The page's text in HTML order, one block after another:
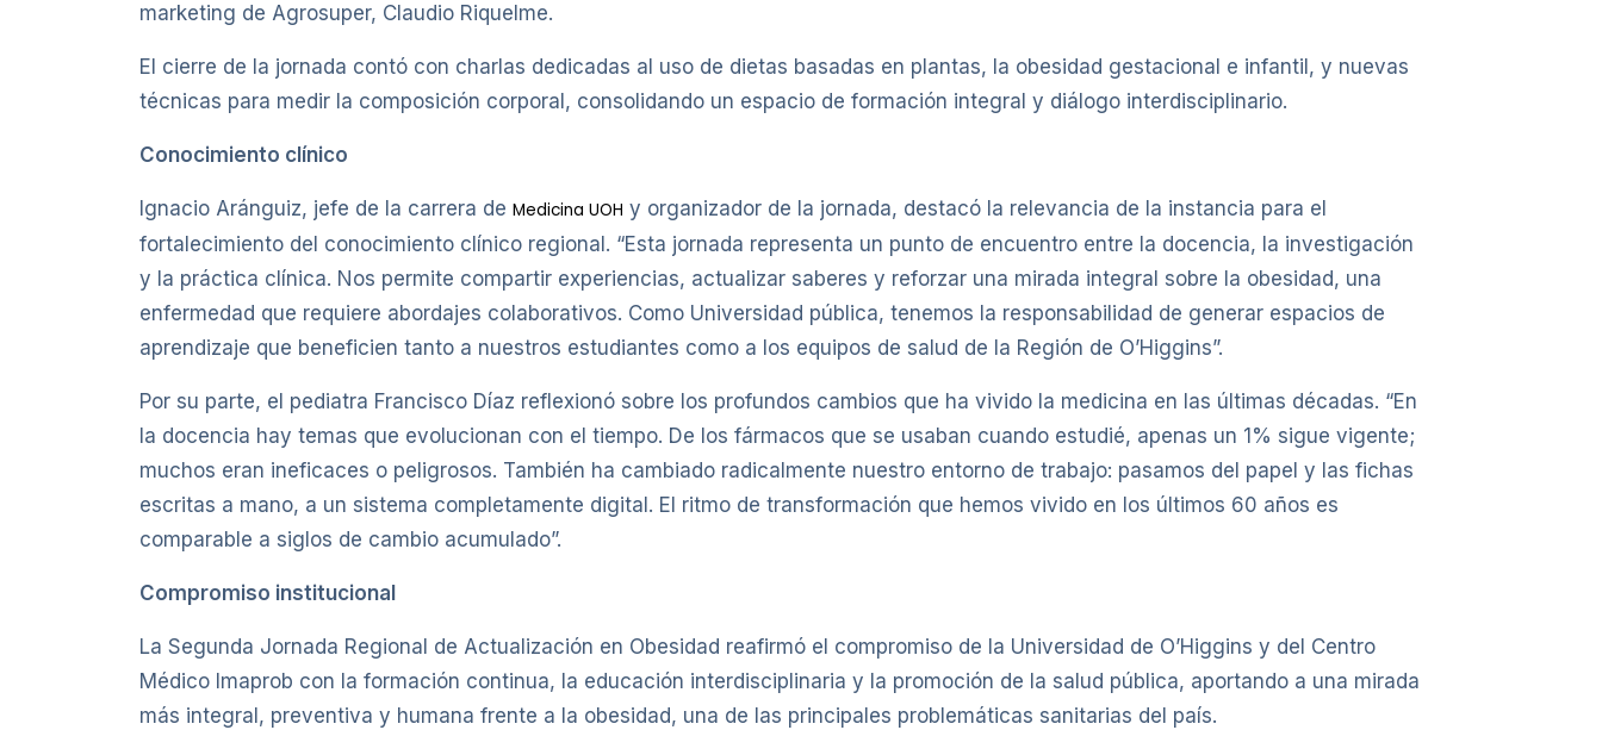
marketing de Agrosuper, Claudio Riquelme.
El cierre de la jornada contó con charlas dedicadas al uso de dietas basadas en plantas, la obesidad gestacional e infantil, y nuevas
técnicas para medir la composición corporal, consolidando un espacio de formación integral y diálogo interdisciplinario.
Conocimiento clínico
Ignacio Aránguiz, jefe de la carrera de Medicina UOH y organizador de la jornada, destacó la relevancia de la instancia para el
fortalecimiento del conocimiento clínico regional. “Esta jornada representa un punto de encuentro entre la docencia, la investigación
y la práctica clínica. Nos permite compartir experiencias, actualizar saberes y reforzar una mirada integral sobre la obesidad, una
enfermedad que requiere abordajes colaborativos. Como Universidad pública, tenemos la responsabilidad de generar espacios de
aprendizaje que beneficien tanto a nuestros estudiantes como a los equipos de salud de la Región de O’Higgins”.
Por su parte, el pediatra Francisco Díaz reflexionó sobre los profundos cambios que ha vivido la medicina en las últimas décadas. “En
la docencia hay temas que evolucionan con el tiempo. De los fármacos que se usaban cuando estudié, apenas un 1% sigue vigente;
muchos eran ineficaces o peligrosos. También ha cambiado radicalmente nuestro entorno de trabajo: pasamos del papel y las fichas
escritas a mano, a un sistema completamente digital. El ritmo de transformación que hemos vivido en los últimos 60 años es
comparable a siglos de cambio acumulado”.
Compromiso institucional
La Segunda Jornada Regional de Actualización en Obesidad reafirmó el compromiso de la Universidad de O’Higgins y del Centro
Médico Imaprob con la formación continua, la educación interdisciplinaria y la promoción de la salud pública, aportando a una mirada
más integral, preventiva y humana frente a la obesidad, una de las principales problemáticas sanitarias del país.